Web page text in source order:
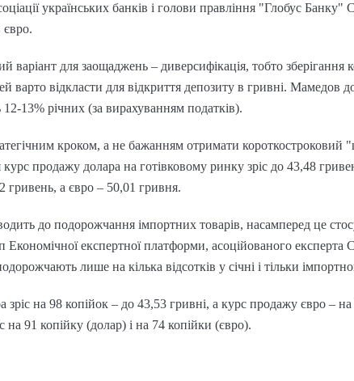
українських банків і голови правління "Глобус Банку"
євро.
варіант для заощаджень – диверсифікація, тобто зберігання
відкласти для відкриття депозиту в гривні. Мамедов
12-13% річних (за вирахуванням податків).
кроком, а не бажанням отримати короткостроковий
продажу долара на готівковому ринку зріс до 43,48
гривень, а євро – 50,01 гривня.
до подорожчання імпортних товарів, насамперед це
Економічної експертної платформи, асоційованого
лише на кілька відсотків у січні і тільки
зріс на 98 копійок – до 43,53 гривні, а курс продажу євро –
на 91 копійку (долар) і на 74 копійки (євро).